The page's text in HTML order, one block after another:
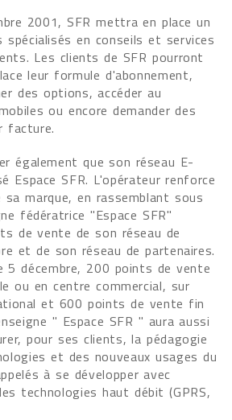
2001, SFR mettra en place un
spécialisés en conseils et services
Les clients de SFR pourront
leur formule d'abonnement,
des options, accéder au
ou encore demander des
facture.
également que son réseau E-
Espace SFR. L'opérateur renforce
sa marque, en rassemblant sous
fédératrice "Espace SFR"
de vente de son réseau de
et de son réseau de partenaires.
5 décembre, 200 points de vente
ou en centre commercial, sur
et 600 points de vente fin
" Espace SFR " aura aussi
pour ses clients, la pédagogie
et des nouveaux usages du
à se développer avec
technologies haut débit (GPRS,